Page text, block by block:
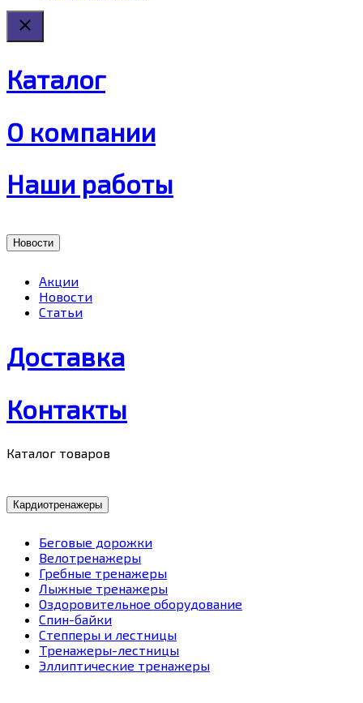
Каталог
О компании
Наши работы
Новости
Акции
Новости
Статьи
Доставка
Контакты
Каталог товаров
Кардиотренажеры
Беговые дорожки
Велотренажеры
Гребные тренажеры
Лыжные тренажеры
Оздоровительное оборудование
Спин-байки
Степперы и лестницы
Тренажеры-лестницы
Эллиптические тренажеры